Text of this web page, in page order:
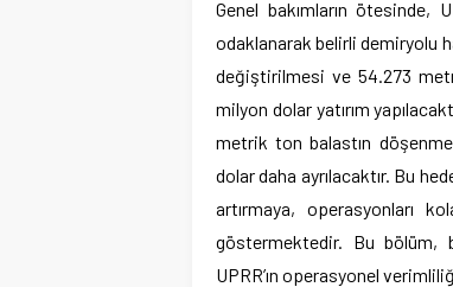
Genel bakımların ötesinde,
odaklanarak belirli demiryolu
değiştirilmesi ve 54.273
milyon dolar yatırım
metrik ton balastın
dolar daha ayrılacaktır. Bu
artırmaya, operasyonları
göstermektedir. Bu bölüm,
UPRR’ın operasyonel